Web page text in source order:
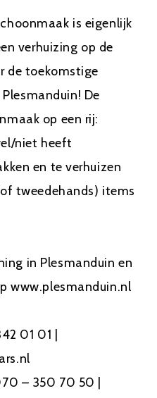
is eigenlijk
verhuizing op de
de toekomstige
Plesmanduin! De
op een rij:
niet heeft
en te verhuizen
tweedehands) items
in Plesmanduin en
www.plesmanduin.nl
01 01 |
– 350 70 50 |